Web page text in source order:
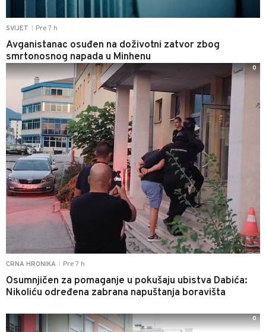
SVIJET Pre 7 h
Avganistanac osuđen na doživotni zatvor zbog
smrtonosnog napada u Minhenu
CRNA HRONIKA Pre 7 h
Osumnjičen za pomaganje u pokušaju ubistva Dabića:
Nikoliću određena zabrana napuštanja boravišta
0
0